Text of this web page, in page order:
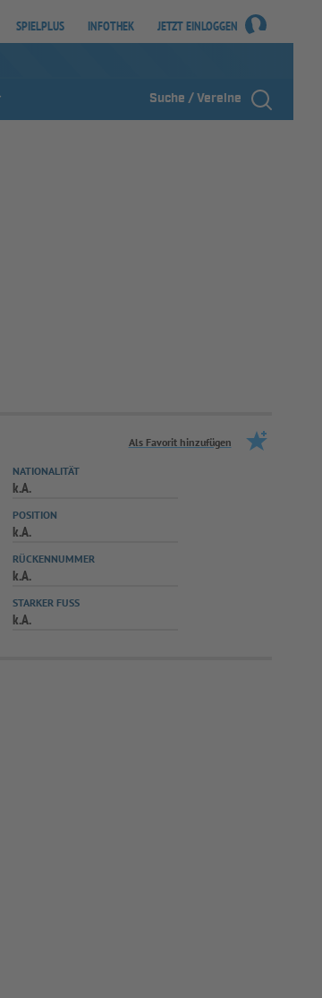
SPIELPLUS INFOTHEK JETZT EINLOGGEN
Suche / Vereine
Als Favorit hinzufügen
NATIONALITÄT
k.A.
POSITION
k.A.
RÜCKENNUMMER
k.A.
STARKER FUSS
k.A.